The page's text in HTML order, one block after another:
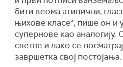
бити веома атипични,
њихове класе“, пише он и
супернове као аналогију.
светле и лако се
завршетка свој постојања.